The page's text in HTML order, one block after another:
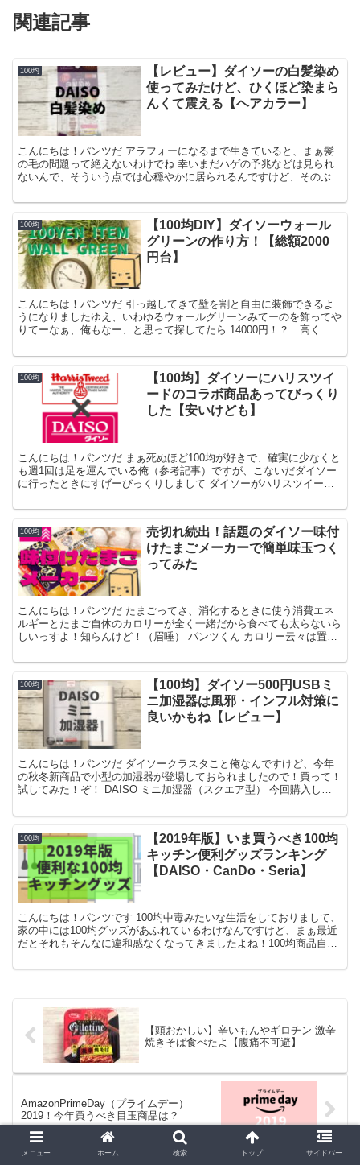
関連記事
100均
【レビュー】ダイソーの白髪染め
使ってみたけど、ひくほど染まら
んくて震える【ヘアカラー】
こんにちは！パンツだ アラフォーになるまで生きていると、まぁ髪
の毛の問題って絶えないわけでね 幸いまだハゲの予兆などは見られ
ないんで、そういう点では心穏やかに居られるんですけど、そのぶん
100均
【100均DIY】ダイソーウォール
グリーンの作り方！【総額2000
円台】
こんにちは！パンツだ 引っ越してきて壁を割と自由に装飾できるよ
うになりましたゆえ、いわゆるウォールグリーンみてーのを飾ってや
りてーなぁ、俺もなー、と思って探してたら 14000円！？…高く
100均
【100均】ダイソーにハリスツイ
ードのコラボ商品あってびっくり
した【安いけども】
こんにちは！パンツだ まぁ死ぬほど100均が好きで、確実に少なくと
も週1回は足を運んでいる俺（参考記事）ですが、こないだダイソー
に行ったときにすげーびっくりしまして ダイソーがハリスツイード
100均
売切れ続出！話題のダイソー味付
けたまごメーカーで簡単味玉つく
ってみた
こんにちは！パンツだ たまごってさ、消化するときに使う消費エネ
ルギーとたまご自体のカロリーが全く一緒だから食べても太らないら
しいっすよ！知らんけど！（眉唾） パンツくん カロリー云々は置い
100均
【100均】ダイソー500円USBミ
ニ加湿器は風邪・インフル対策に
良いかもね【レビュー】
こんにちは！パンツだ ダイソークラスタこと俺なんですけど、今年
の秋冬新商品で小型の加湿器が登場しておられましたので！買って！
試してみた！ぞ！ DAISO ミニ加湿器（スクエア型） 今回購入した
100均
【2019年版】いま買うべき100均
キッチン便利グッズランキング
【DAISO・CanDo・Seria】
こんにちは！パンツです 100均中毒みたいな生活をしておりまして、
家の中には100均グッズがあふれているわけなんですけど、まぁ最近
だとそれもそんなに違和感なくなってきましたよね！100均商品自体
【頭おかしい】辛いもんやギロチン 激辛
焼きそば食べたよ【腹痛不可避】
AmazonPrimeDay（プライムデー）
2019！今年買うべき目玉商品は？
メニュー ホーム 検索 トップ サイドバー